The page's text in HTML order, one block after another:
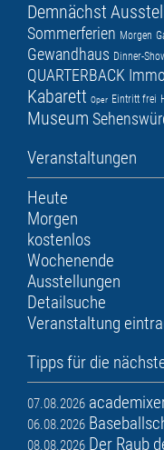
Demnächst
Sommerferien Morgen
Gewandhaus Dinner-
QUARTERBACK
Kabarett Oper Eintritt frei
Museum
Veranstaltungen
Heute
Morgen
kostenlos
Wochenende
Ausstellungen
Detailsuche
Veranstaltung
Tipps für die
07.08.2026
06.08.2026
08.08.2026 Der Raub